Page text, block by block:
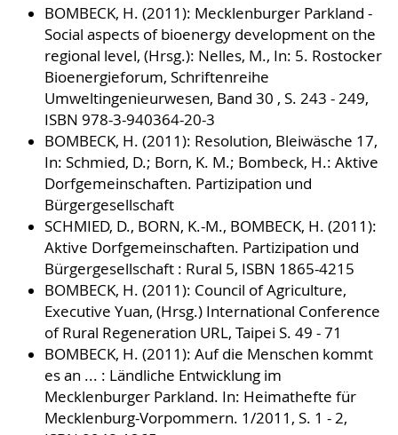
BOMBECK, H. (2011): Mecklenburger Parkland -
Social aspects of bioenergy development on the
regional level, (Hrsg.): Nelles, M., In: 5. Rostocker
Bioenergieforum, Schriftenreihe
Umweltingenieurwesen, Band 30 , S. 243 - 249,
ISBN 978-3-940364-20-3
BOMBECK, H. (2011): Resolution, Bleiwäsche 17,
In: Schmied, D.; Born, K. M.; Bombeck, H.: Aktive
Dorfgemeinschaften. Partizipation und
Bürgergesellschaft
SCHMIED, D., BORN, K.-M., BOMBECK, H. (2011):
Aktive Dorfgemeinschaften. Partizipation und
Bürgergesellschaft : Rural 5, ISBN 1865-4215
BOMBECK, H. (2011): Council of Agriculture,
Executive Yuan, (Hrsg.) International Conference
of Rural Regeneration URL, Taipei S. 49 - 71
BOMBECK, H. (2011): Auf die Menschen kommt
es an ... : Ländliche Entwicklung im
Mecklenburger Parkland. In: Heimathefte für
Mecklenburg-Vorpommern. 1/2011, S. 1 - 2,